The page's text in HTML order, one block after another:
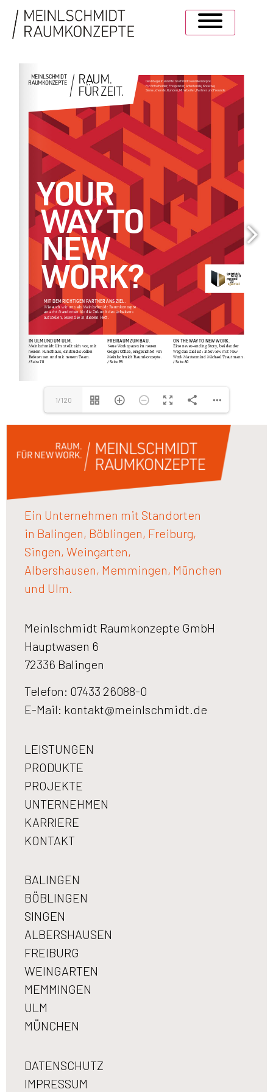
1/120
Ein Unternehmen mit Standorten
in Balingen, Böblingen, Freiburg,
Singen, Weingarten,
Albershausen, Memmingen, München
und Ulm.
Meinlschmidt Raumkonzepte GmbH
Hauptwasen 6
72336 Balingen
Telefon: 07433 26088-0
E-Mail: kontakt@meinlschmidt.de
LEISTUNGEN
PRODUKTE
PROJEKTE
UNTERNEHMEN
KARRIERE
KONTAKT
BALINGEN
BÖBLINGEN
SINGEN
ALBERSHAUSEN
FREIBURG
WEINGARTEN
MEMMINGEN
ULM
MÜNCHEN
DATENSCHUTZ
IMPRESSUM